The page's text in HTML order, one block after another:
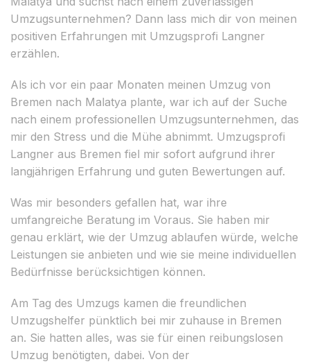
Umzugsunternehmen? Dann lass mich dir von meinen
positiven Erfahrungen mit Umzugsprofi Langner
erzählen.
Als ich vor ein paar Monaten meinen Umzug von
Bremen nach Malatya plante, war ich auf der Suche
nach einem professionellen Umzugsunternehmen, das
mir den Stress und die Mühe abnimmt. Umzugsprofi
Langner aus Bremen fiel mir sofort aufgrund ihrer
langjährigen Erfahrung und guten Bewertungen auf.
Was mir besonders gefallen hat, war ihre
umfangreiche Beratung im Voraus. Sie haben mir
genau erklärt, wie der Umzug ablaufen würde, welche
Leistungen sie anbieten und wie sie meine individuellen
Bedürfnisse berücksichtigen können.
Am Tag des Umzugs kamen die freundlichen
Umzugshelfer pünktlich bei mir zuhause in Bremen
an. Sie hatten alles, was sie für einen reibungslosen
Umzug benötigten, dabei. Von der